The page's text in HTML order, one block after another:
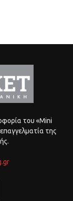
του «Mini
της